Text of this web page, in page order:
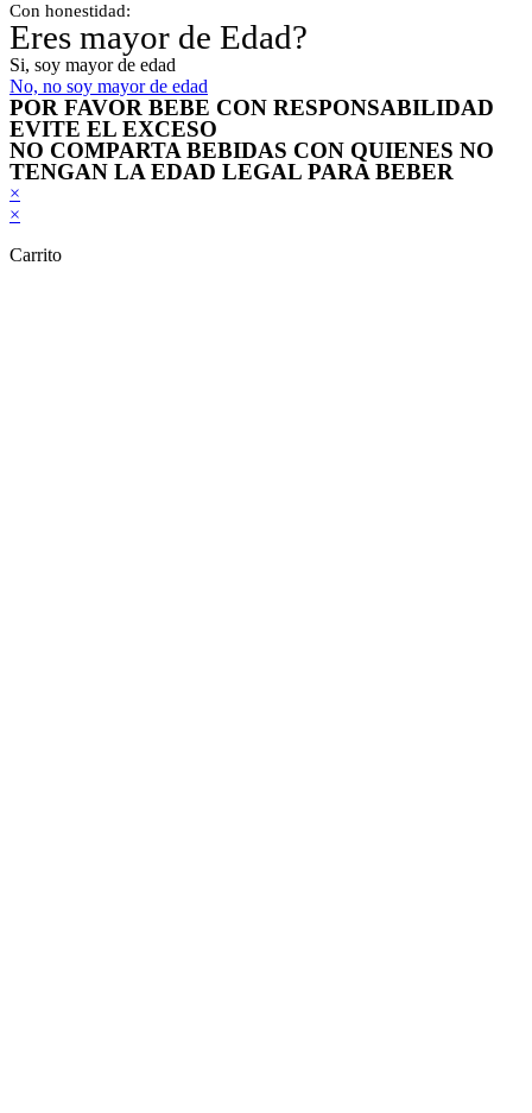
Con honestidad:
Eres mayor de Edad?
Si, soy mayor de edad
No, no soy mayor de edad
POR FAVOR BEBE CON RESPONSABILIDAD
EVITE EL EXCESO
NO COMPARTA BEBIDAS CON QUIENES NO
TENGAN LA EDAD LEGAL PARA BEBER
×
×
Carrito